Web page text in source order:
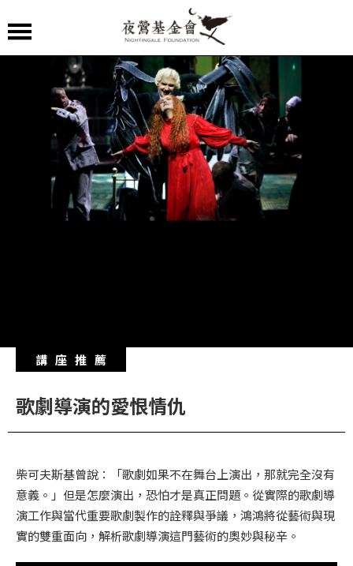
華
納
圖
館
講
師
與
講座推薦
歌劇導演的愛恨情仇
柴可夫斯基曾說：「歌劇如果不在舞台上演出，那就完全沒有
意義。」但是怎麼演出，恐怕才是真正問題。從實際的歌劇導
演工作與當代重要歌劇製作的詮釋與爭議，鴻鴻將從藝術與現
實的雙重面向，解析歌劇導演這門藝術的奧妙與秘辛。